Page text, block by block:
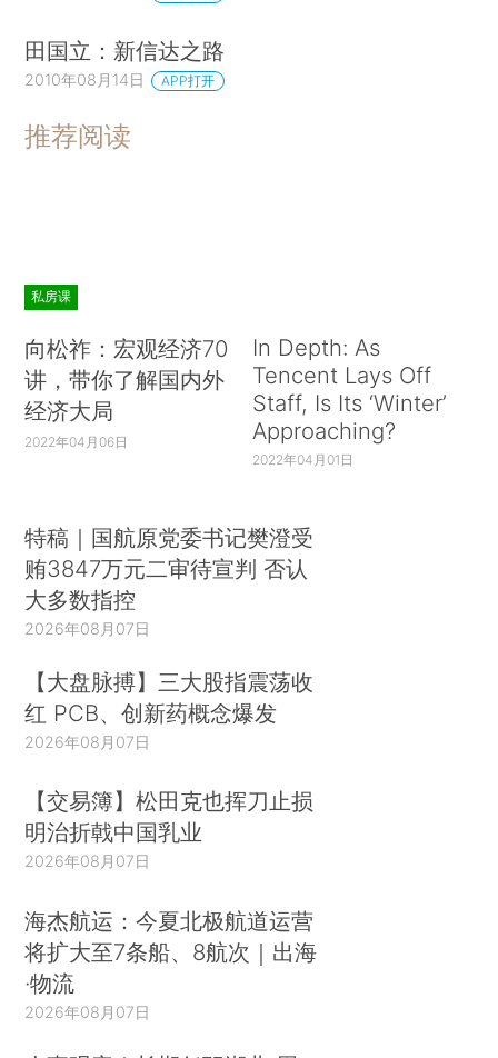
田国立：新信达之路
2010年08月14日 APP打开
推荐阅读
私房课
向松祚：宏观经济70
讲，带你了解国内外
经济大局
2022年04月06日
In Depth: As
Tencent Lays Off
Staff, Is Its ‘Winter’
Approaching?
2022年04月01日
特稿｜国航原党委书记樊澄受
贿3847万元二审待宣判 否认
大多数指控
2026年08月07日
【大盘脉搏】三大股指震荡收
红 PCB、创新药概念爆发
2026年08月07日
【交易簿】松田克也挥刀止损
明治折戟中国乳业
2026年08月07日
海杰航运：今夏北极航道运营
将扩大至7条船、8航次｜出海
·物流
2026年08月07日